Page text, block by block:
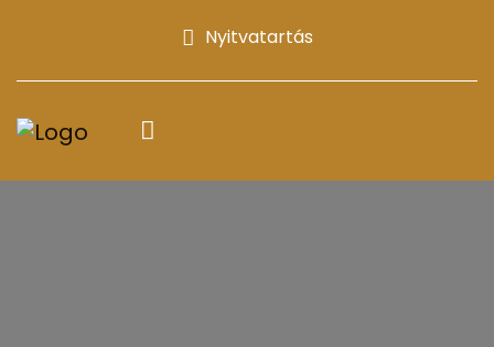
Nyitvatartás